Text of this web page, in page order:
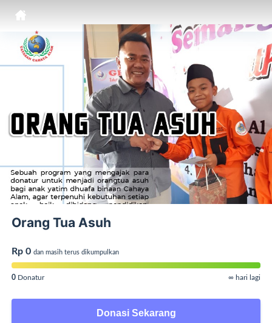
Orang Tua Asuh
Rp 0 dan masih terus dikumpulkan
0 Donatur ∞ hari lagi
Donasi Sekarang